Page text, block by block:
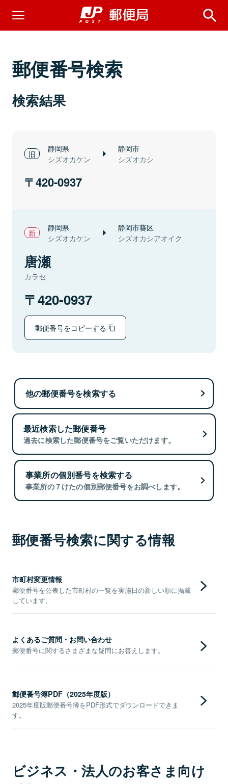
郵便番号検索
検索結果
静岡県
シズオカケン
静岡市
シズオカシ
420-0937
静岡県
シズオカケン
静岡市葵区
シズオカシアオイク
唐瀬
カラセ
420-0937
郵便番号をコピーする
他の郵便番号を検索する
最近検索した郵便番号
過去に検索した郵便番号をご覧いただけます。
事業所の個別番号を検索する
事業所の７けたの個別郵便番号をお調べします。
郵便番号検索に関する情報
市町村変更情報
郵便番号を公表した市町村の一覧を実施日の新しい順に掲載
しています。
よくあるご質問・お問い合わせ
郵便番号に関するさまざまな疑問にお答えします。
郵便番号簿PDF（2025年度版）
2025年度版郵便番号簿をPDF形式でダウンロードできま
す。
ビジネス・法人のお客さま向け